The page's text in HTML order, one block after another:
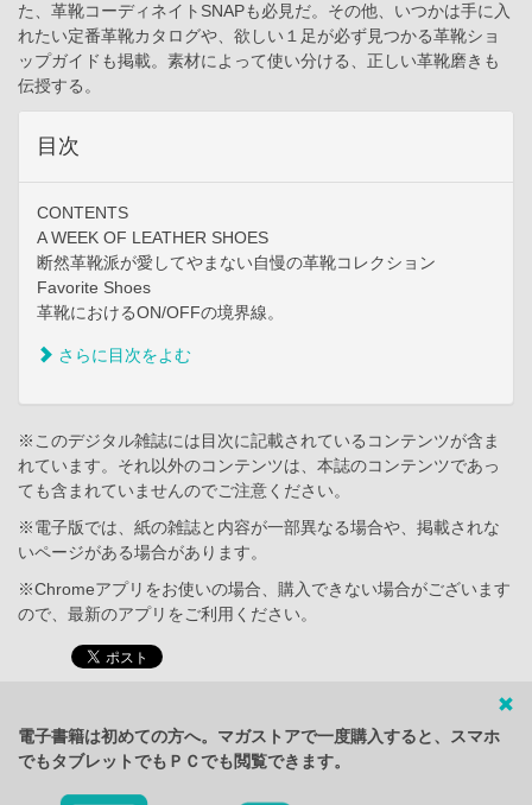
た、革靴コーディネイトSNAPも必見だ。その他、いつかは手に入
れたい定番革靴カタログや、欲しい１足が必ず見つかる革靴ショ
ップガイドも掲載。素材によって使い分ける、正しい革靴磨きも
伝授する。
目次
CONTENTS
A WEEK OF LEATHER SHOES
断然革靴派が愛してやまない自慢の革靴コレクション
Favorite Shoes
革靴におけるON/OFFの境界線。
さらに目次をよむ
※このデジタル雑誌には目次に記載されているコンテンツが含ま
れています。それ以外のコンテンツは、本誌のコンテンツであっ
ても含まれていませんのでご注意ください。
※電子版では、紙の雑誌と内容が一部異なる場合や、掲載されな
いページがある場合があります。
※Chromeアプリをお使いの場合、購入できない場合がございます
ので、最新のアプリをご利用ください。
電子書籍は初めての方へ。マガストアで一度購入すると、スマホ
でもタブレットでもＰＣでも閲覧できます。